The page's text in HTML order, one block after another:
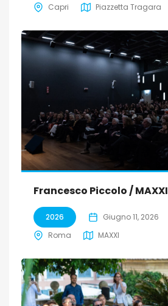
Capri
Piazzetta Tragara
Francesco Piccolo / MAXXI
2026 Giugno 11, 2026
Roma
MAXXI